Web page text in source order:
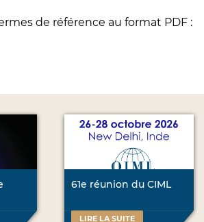
de référence au format PDF :
61e réunion du CIML
LIRE LA SUITE